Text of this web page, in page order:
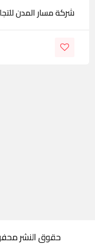
شركة مسار المدن
حقوق النشر